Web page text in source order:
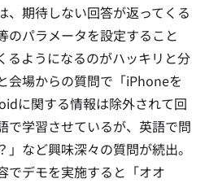
、期待しない回答が返ってくる
のパラメータを設定すること
るようになるのがハッキリと分
会場からの質問で「iPhoneを
に関する情報は除外されて回
で学習させているが、英語で問
など興味深々の質問が続出。
でデモを実施すると「オオ